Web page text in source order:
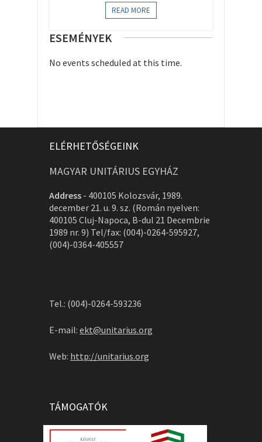
READ MORE
ESEMÉNYEK
No events scheduled at this time.
ELÉRHETŐSÉGEINK
MAGYAR UNITÁRIUS EGYHÁZ
Address - 400105 Kolozsvár, 1989.
december 21. u. 9. sz. (Román nyelven:
400105 Cluj-Napoca, B-dul 21 Decembrie
1989 nr. 9) Tel/fax: (004)-0264-595927,
(004)-0364-405557
Tel.: (004)-0264-593236
E-mail: ekt@unitarius.org
Web: http://unitarius.org
TÁMOGATÓK